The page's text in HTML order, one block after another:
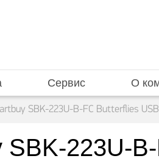
Сервис О
SBK-223U-B-FC Butterflies
SBK-223U-